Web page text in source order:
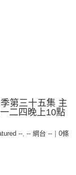
第三十五集 主
二四晚上10點
--, -- 網台 --
0條